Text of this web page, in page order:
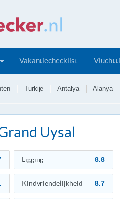
Vakantiechecklist
Turkije Antalya Alanya
Uysal
Ligging 8.8
Kindvriendelijkheid 8.7